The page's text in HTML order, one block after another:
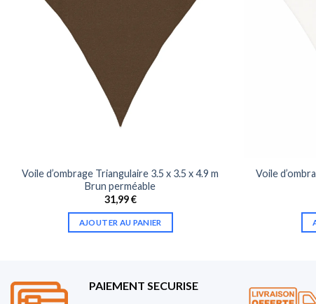
Voile d’ombrage Triangulaire 3.5 x 3.5 x 4.9 m
Brun perméable
31,99€
AJOUTER AU PANIER
Voile
PAIEMENT SECURISE